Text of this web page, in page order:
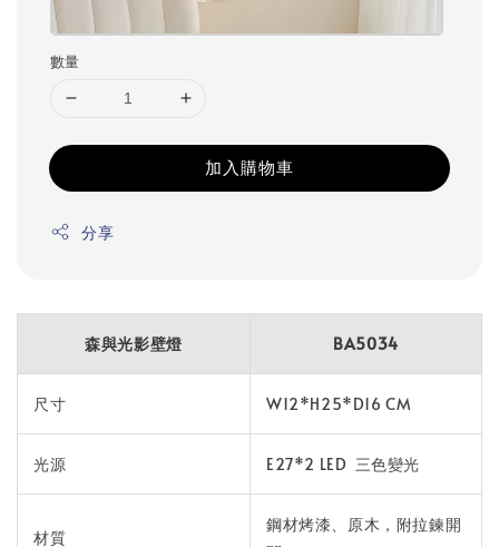
數量
加入購物車
分享
森與光影壁燈 BA5034
尺寸 W12*H25*D16 CM
光源 E27*2 LED 三色變光
材質
鋼材烤漆、原木，附拉鍊開